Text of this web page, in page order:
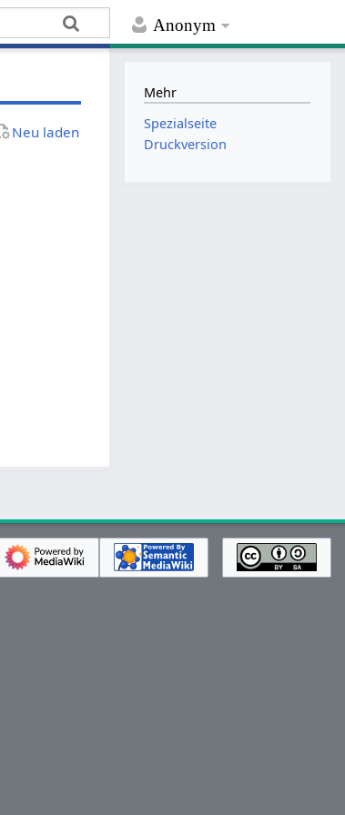
Anonym
Neu laden
Mehr
Spezialseite
Druckversion